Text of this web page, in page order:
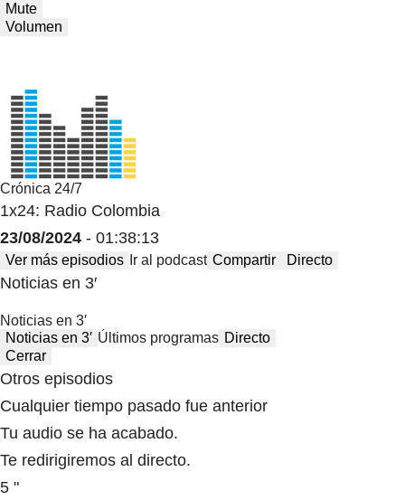
Mute
Volumen
Crónica 24/7
1x24: Radio Colombia
23/08/2024 - 01:38:13
Ver más episodios Ir al podcast Compartir Directo
Noticias en 3′
Noticias en 3′
Noticias en 3′ Últimos programas Directo
Cerrar
Otros episodios
Cualquier tiempo pasado fue anterior
Tu audio se ha acabado.
Te redirigiremos al directo.
5 "